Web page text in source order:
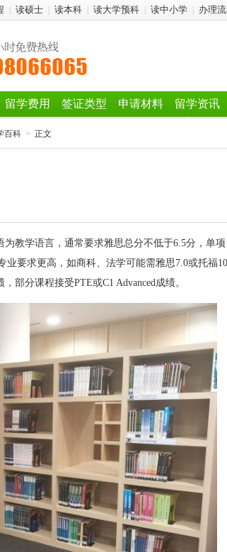
读硕士 读本科 读大学预科 读中小学 办理
留学费用 签证类型 申请材料 留学资讯
百科 > 正文
教学语言，通常要求雅思总分不低于6.5分，单项
要求更高，如商科、法学可能需雅思7.0或托福
部分课程接受PTE或C1 Advanced成绩。